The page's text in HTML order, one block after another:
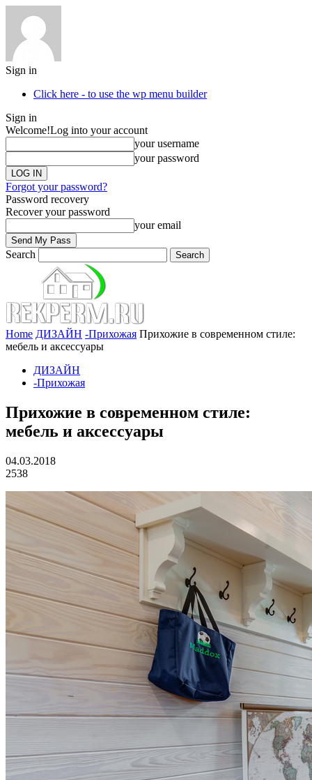
Sign in
Click here - to use the wp menu builder
Sign in
Welcome!Log into your account
your username
your password
Forgot your password?
Password recovery
Recover your password
your email
Search
Home ДИЗАЙН -Прихожая Прихожие в современном стиле:
мебель и аксессуары
ДИЗАЙН
-Прихожая
Прихожие в современном стиле:
мебель и аксессуары
04.03.2018
2538